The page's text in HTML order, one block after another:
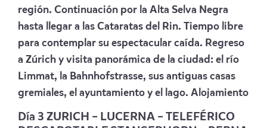
región. Continuación por la Alta Selva Negra
hasta llegar a las Cataratas del Rin. Tiempo libre
para contemplar su espectacular caída. Regreso
a Zúrich y visita panorámica de la ciudad: el río
Limmat, la Bahnhofstrasse, sus antiguas casas
gremiales, el ayuntamiento y el lago. Alojamiento
Día 3 ZURICH – LUCERNA – TELEFÉRICO